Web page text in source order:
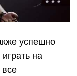
успешно
на
все